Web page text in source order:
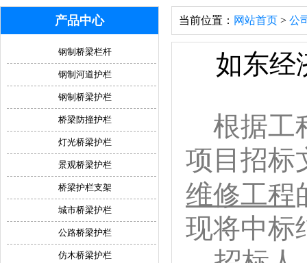
当前位置： 网站首页 > 公
如东经
根据工
项目招标
维修工程
现将中标
产品中心
钢制桥梁栏杆
钢制河道护栏
钢制桥梁护栏
桥梁防撞护栏
灯光桥梁护栏
景观桥梁护栏
桥梁护栏支架
城市桥梁护栏
公路桥梁护栏
仿木桥梁护栏